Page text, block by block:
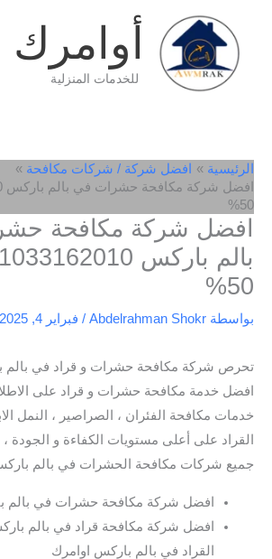
المحتوى
أوامرك
للخدمات المنزلية
الرئيسية
افضل شركة / شركات مكافحة
50%
افضل شركة مكافحة
50%
بواسطة Abdelrahman Shokr
/ فبراير 4, 2025
تحرص شركة مكافحة حشرات و قراد في بالم
افضل خدمة مكافحة حشرات و قراد على
خدمات مكافحة الفئران ، الصراصير ، النمل
القراد على أعلى مستويات الكفاءة و الجودة ،
جميع شركات مكافحة الحشرات في بالم
افضل شركة مكافحة حشرات في بالم
افضل شركة مكافحة قراد في بالم
القراد في بالم باركس اوامرك